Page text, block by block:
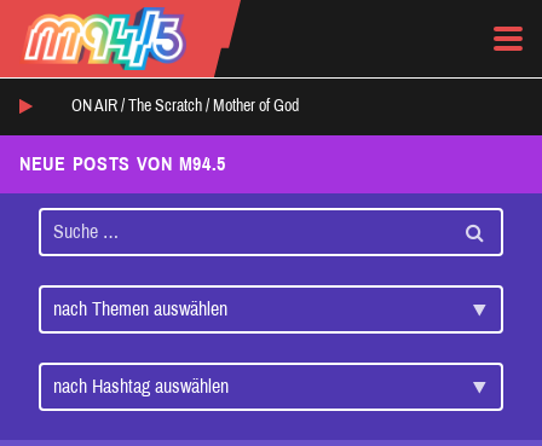
ON AIR / The Scratch / Mother of God
NEUE POSTS VON M94.5